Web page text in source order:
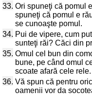
33. Ori spuneţi că pomul
spuneţi că pomul e
se cunoaşte pomul.
34. Pui de vipere, cum
sunteţi răi? Căci din
35. Omul cel bun din
bune, pe când omul
scoate afară cele rele.
36. Vă spun că pentru
oamenii vor da